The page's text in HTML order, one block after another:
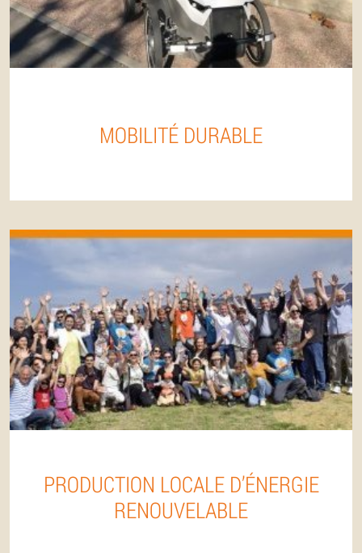
MOBILITÉ DURABLE
PRODUCTION LOCALE D’ÉNERGIE
RENOUVELABLE